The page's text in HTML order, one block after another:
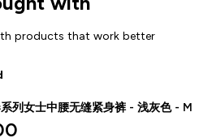
products that work better
列女士中腰无缝紧身裤 - 浅灰色 - M